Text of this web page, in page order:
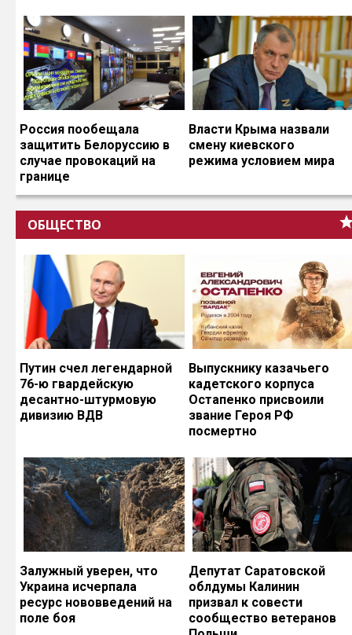
Россия пообещала
защитить Белоруссию в
случае провокаций на
границе
Власти Крыма назвали
смену киевского
режима условием мира
ОБЩЕСТВО
Путин счел легендарной
76-ю гвардейскую
десантно-штурмовую
дивизию ВДВ
Выпускнику казачьего
кадетского корпуса
Остапенко присвоили
звание Героя РФ
посмертно
Залужный уверен, что
Украина исчерпала
ресурс нововведений на
поле боя
Депутат Саратовской
облдумы Калинин
призвал к совести
сообщество ветеранов